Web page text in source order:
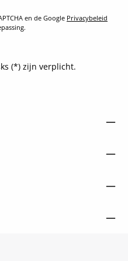
en de Google Privacybeleid
(*) zijn verplicht.